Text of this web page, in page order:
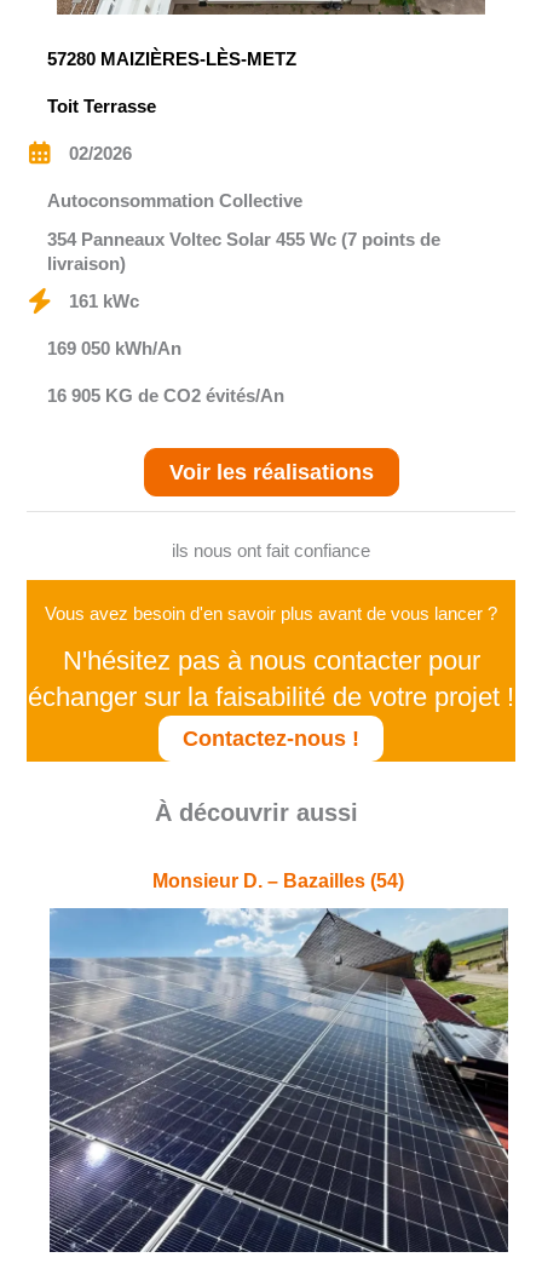
57280 MAIZIÈRES-LÈS-METZ
Toit Terrasse
02/2026
Autoconsommation Collective
354 Panneaux Voltec Solar 455 Wc (7 points de
livraison)
161 kWc
169 050 kWh/An
16 905 KG de CO2 évités/An
Voir les réalisations
ils nous ont fait confiance
Vous avez besoin d'en savoir plus avant de vous lancer ?
N'hésitez pas à nous contacter pour
échanger sur la faisabilité de votre projet !
Contactez-nous !
À découvrir aussi
Monsieur D. – Bazailles (54)